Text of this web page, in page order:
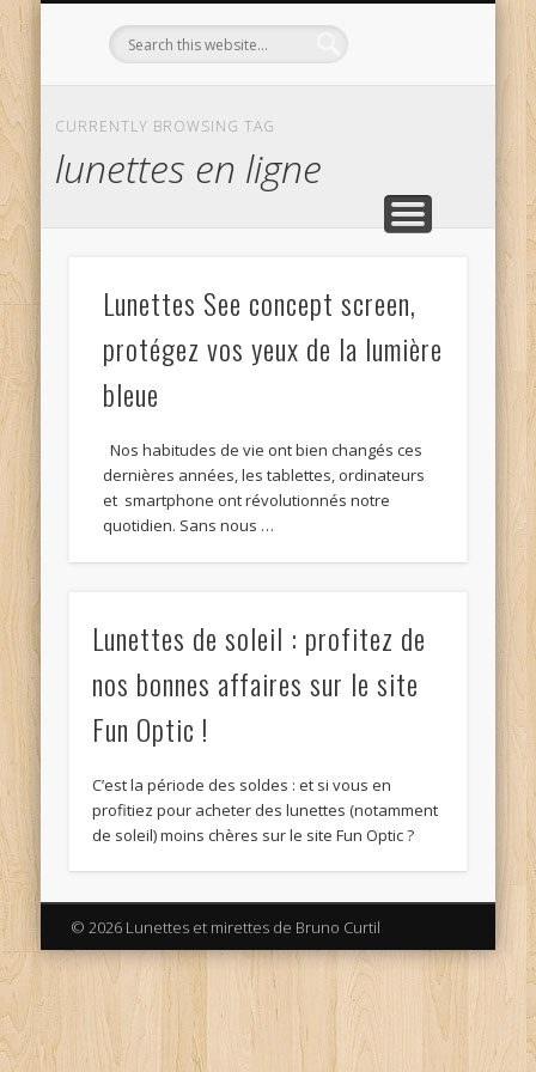
CURRENTLY BROWSING TAG
lunettes en ligne
Lunettes See concept screen,
protégez vos yeux de la lumière
bleue
Nos habitudes de vie ont bien changés ces
dernières années, les tablettes, ordinateurs
et smartphone ont révolutionnés notre
quotidien. Sans nous …
Lunettes de soleil : profitez de
nos bonnes affaires sur le site
Fun Optic !
C’est la période des soldes : et si vous en
profitiez pour acheter des lunettes (notamment
de soleil) moins chères sur le site Fun Optic ?
© 2026 Lunettes et mirettes de Bruno Curtil